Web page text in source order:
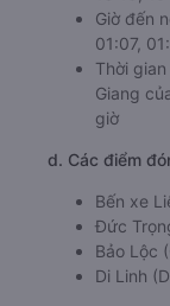
Giờ đến
01:07,
Thời
Giang
giờ
d. Các điểm
Bến xe
Đức
Bảo Lộc
Di Linh